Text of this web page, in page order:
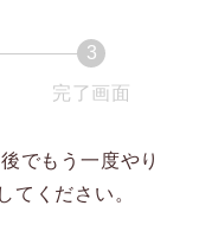
3
完了画面
表
でもう一度やり
てください。